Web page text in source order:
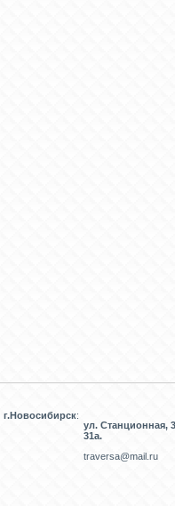
г.Новосибирск:
ул. Станционная,
31а.
traversa@mail.ru